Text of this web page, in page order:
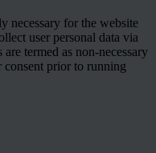
necessary for the website
user personal data via
termed as non-necessary
consent prior to running